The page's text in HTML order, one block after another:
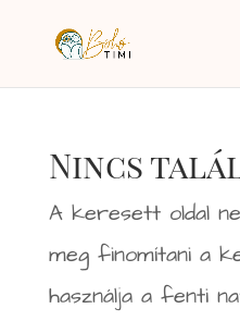
Nincs
A keresett oldal
meg finomítani a
használja a fenti